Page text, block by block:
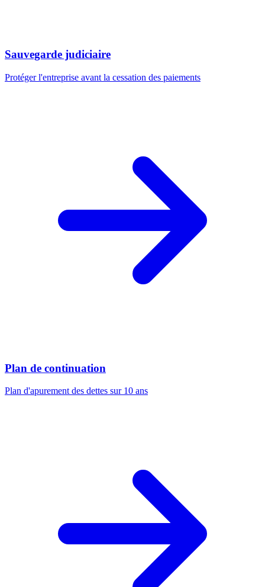
Sauvegarde judiciaire
Protéger l'entreprise avant la cessation des paiements
Plan de continuation
Plan d'apurement des dettes sur 10 ans